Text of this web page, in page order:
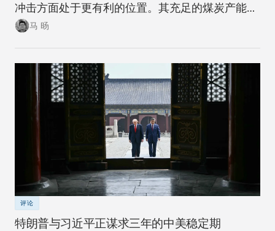
冲击方面处于更有利的位置。其充足的煤炭产能可
以在短期内确保稳定。同时，随着该国逐步推进摆
马 旸
评论
特朗普与习近平正谋求三年的中美稳定期